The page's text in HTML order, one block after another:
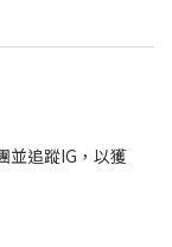
並追蹤IG，以獲